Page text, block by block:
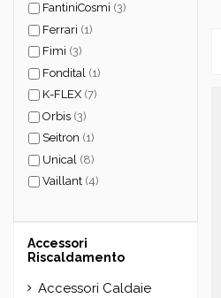
FantiniCosmi (3)
Ferrari (1)
Fimi (3)
Fondital (1)
K-FLEX (7)
Orbis (3)
Seitron (1)
Unical (8)
Vaillant (4)
Accessori
Riscaldamento
Accessori Caldaie